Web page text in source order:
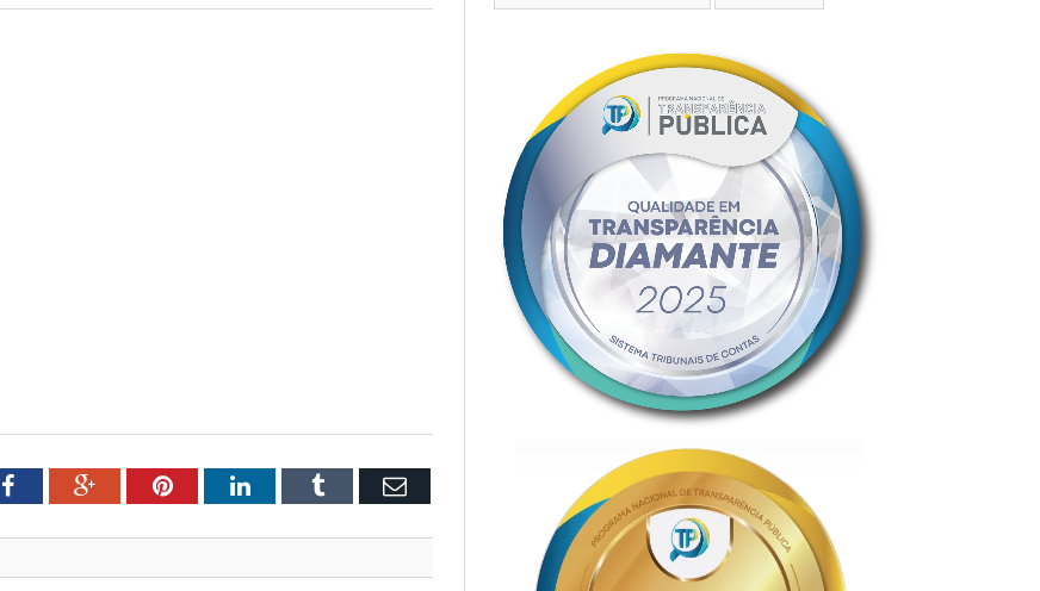
FacebookGoogle+PinterestLinkedInTumblr Email